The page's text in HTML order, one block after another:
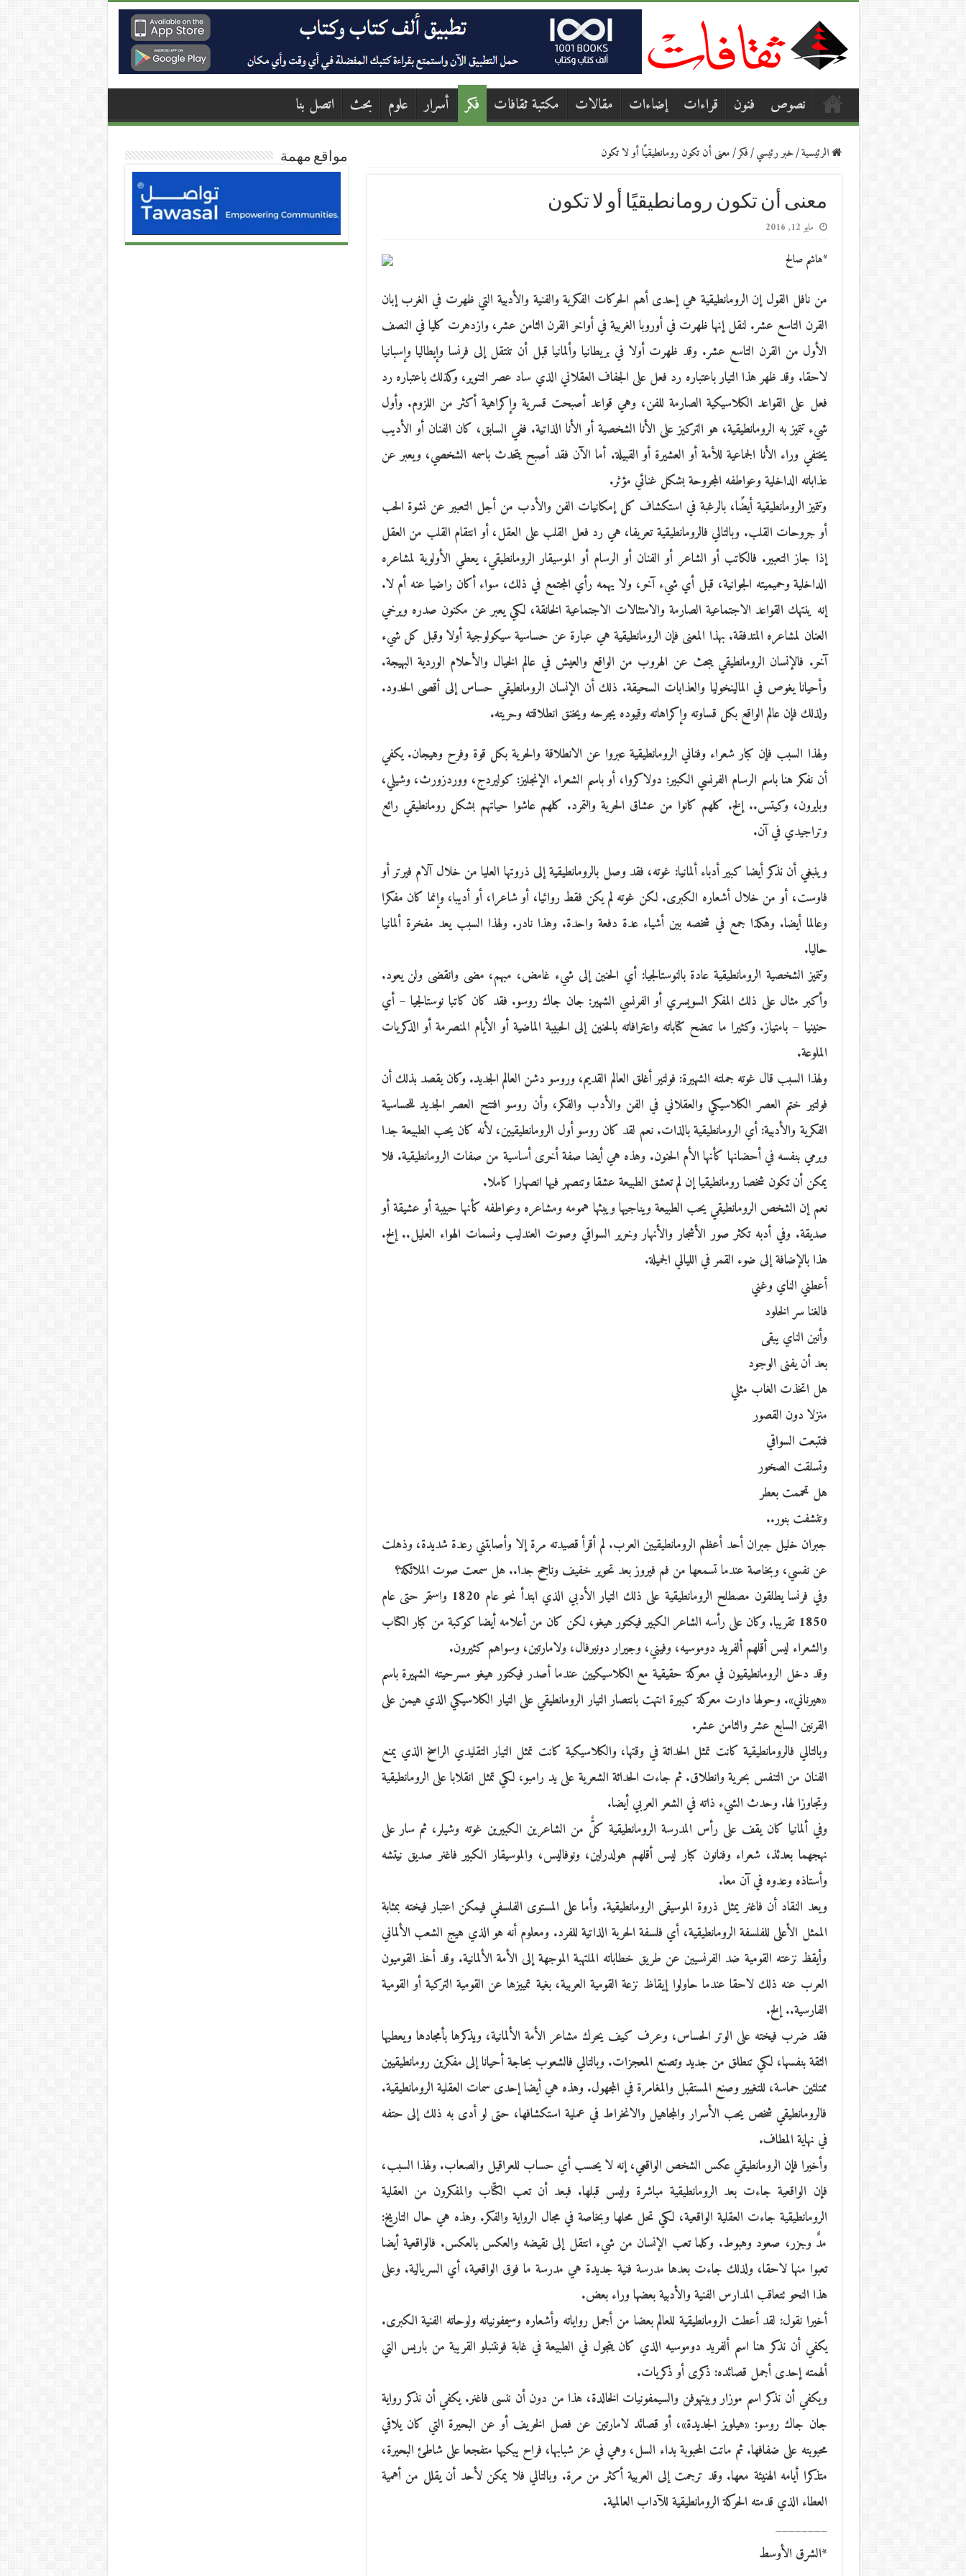
نصوص فنون قراءات إضاءات مقالات مكتبة ثقافات فكر أسرار علوم بحث اتصل بنا
الرئيسية/خبر رئيسي/فكر/معنى أن تكون رومانطيقيًا أو لا تكون
معنى أن تكون رومانطيقيًا أو لا تكون
مايو 12, 2016
*هاشم صالح
من نافل القول إن الرومانطيقية هي إحدى أهم الحركات الفكرية والفنية والأدبية التي ظهرت في الغرب إبان
القرن التاسع عشر. لنقل إنها ظهرت في أوروبا الغربية في أواخر القرن الثامن عشر، وازدهرت كليا في النصف
الأول من القرن التاسع عشر. وقد ظهرت أولا في بريطانيا وألمانيا قبل أن تنتقل إلى فرنسا وإيطاليا وإسبانيا
لاحقا. وقد ظهر هذا التيار باعتباره رد فعل على الجفاف العقلاني الذي ساد عصر التنوير، وكذلك باعتباره رد
فعل على القواعد الكلاسيكية الصارمة للفن، وهي قواعد أصبحت قسرية وإكراهية أكثر من اللزوم. وأول
شيء تتميز به الرومانطيقية، هو التركيز على الأنا الشخصية أو الأنا الذاتية. ففي السابق، كان الفنان أو الأديب
يختفي وراء الأنا الجماعية للأمة أو العشيرة أو القبيلة. أما الآن فقد أصبح يتحدث باسمه الشخصي، ويعبر عن
عذاباته الداخلية وعواطفه المجروحة بشكل غنائي مؤثر.
وتتميز الرومانطيقية أيضًا، بالرغبة في استكشاف كل إمكانيات الفن والأدب من أجل التعبير عن نشوة الحب
أو جروحات القلب. وبالتالي فالرومانطيقية تعريفا، هي رد فعل القلب على العقل، أو انتقام القلب من العقل
إذا جاز التعبير. فالكاتب أو الشاعر أو الفنان أو الرسام أو الموسيقار الرومانطيقي، يعطي الأولوية لمشاعره
الداخلية وحميميته الجوانية، قبل أي شيء آخر، ولا يهمه رأي المجتمع في ذلك، سواء أكان راضيا عنه أم لا.
إنه ينتهك القواعد الاجتماعية الصارمة والامتثالات الاجتماعية الخانقة، لكي يعبر عن مكنون صدره ويرخي
العنان لمشاعره المتدفقة. بهذا المعنى فإن الرومانطيقية هي عبارة عن حساسية سيكولوجية أولا وقبل كل شيء
آخر. فالإنسان الرومانطيقي يبحث عن الهروب من الواقع والعيش في عالم الخيال والأحلام الوردية البهيجة.
وأحيانا يغوص في المالينخوليا والعذابات السحيقة. ذلك أن الإنسان الرومانطيقي حساس إلى أقصى الحدود.
ولذلك فإن عالم الواقع بكل قساوته وإكراهاته وقيوده يجرحه ويخنق انطلاقته وحريته.
ولهذا السبب فإن كبار شعراء وفناني الرومانطيقية عبروا عن الانطلاقة والحرية بكل قوة وفرح وهيجان. يكفي
أن نفكر هنا باسم الرسام الفرنسي الكبير: دولاكروا، أو باسم الشعراء الإنجليز: كوليردج، ووردزورث، وشيلي،
وبايرون، وكيتس.. إلخ. كلهم كانوا من عشاق الحرية والتمرد. كلهم عاشوا حياتهم بشكل رومانطيقي رائع
وتراجيدي في آن.
وينبغي أن نذكر أيضا كبير أدباء ألمانيا: غوته، فقد وصل بالرومانطيقية إلى ذروتها العليا من خلال آلام فيرتر أو
فاوست، أو من خلال أشعاره الكبرى. لكن غوته لم يكن فقط روائيا، أو شاعرا، أو أديبا، وإنما كان مفكرا
وعالما أيضا. وهكذا جمع في شخصه بين أشياء عدة دفعة واحدة. وهذا نادر. ولهذا السبب يعد مفخرة ألمانيا
حاليا.
وتتميز الشخصية الرومانطيقية عادة بالنوستالجيا: أي الحنين إلى شيء غامض، مبهم، مضى وانقضى ولن يعود.
وأكبر مثال على ذلك المفكر السويسري أو الفرنسي الشهير: جان جاك روسو. فقد كان كاتبا نوستالجيا – أي
حنينيا – بامتياز. وكثيرا ما تنضح كتاباته واعترافاته بالحنين إلى الحبيبة الماضية أو الأيام المنصرمة أو الذكريات
الملوعة.
ولهذا السبب قال غوته جملته الشهيرة: فولتير أغلق العالم القديم، وروسو دشن العالم الجديد. وكان يقصد بذلك أن
فولتير ختم العصر الكلاسيكي والعقلاني في الفن والأدب والفكر، وأن روسو افتتح العصر الجديد للحساسية
الفكرية والأدبية: أي الرومانطيقية بالذات. نعم لقد كان روسو أول الرومانطيقيين، لأنه كان يحب الطبيعة جدا
ويرمي بنفسه في أحضانها كأنها الأم الحنون. وهذه هي أيضا صفة أخرى أساسية من صفات الرومانطيقية. فلا
يمكن أن تكون شخصا رومانطيقيا إن لم تعشق الطبيعة عشقا وتنصهر فيها انصهارا كاملا.
نعم إن الشخص الرومانطيقي يحب الطبيعة ويناجيها ويبثها همومه ومشاعره وعواطفه كأنها حبيبة أو عشيقة أو
صديقة. وفي أدبه تكثر صور الأشجار والأنهار وخرير السواقي وصوت العندليب ونسمات الهواء العليل.. إلخ.
هذا بالإضافة إلى ضوء القمر في الليالي الجميلة.
أعطني الناي وغني
فالغنا سر الخلود
وأنين الناي يبقى
بعد أن يفنى الوجود
هل اتخذت الغاب مثلي
منزلا دون القصور
فتتبعت السواقي
وتسلقت الصخور
هل تحممت بعطر
وتنشفت بنور..
جبران خليل جبران أحد أعظم الرومانطيقيين العرب. لم أقرأ قصيدته مرة إلا وأصابتني رعدة شديدة، وذهلت
عن نفسي، وبخاصة عندما تسمعها من فم فيروز بعد تحوير خفيف وناجح جدا.. هل سمعت صوت الملائكة؟
وفي فرنسا يطلقون مصطلح الرومانطيقية على ذلك التيار الأدبي الذي ابتدأ نحو عام 1820 واستمر حتى عام
1850 تقريبا. وكان على رأسه الشاعر الكبير فيكتور هيغو، لكن كان من أعلامه أيضا كوكبة من كبار الكتاب
والشعراء ليس أقلهم ألفريد دوموسيه، وفيني، وجيرار دونيرفال، ولامارتين، وسواهم كثيرون.
وقد دخل الرومانطيقيون في معركة حقيقية مع الكلاسيكيين عندما أصدر فيكتور هيغو مسرحيته الشهيرة باسم
«هيرناني». وحولها دارت معركة كبيرة انتهت بانتصار التيار الرومانطيقي على التيار الكلاسيكي الذي هيمن على
القرنين السابع عشر والثامن عشر.
وبالتالي فالرومانطيقية كانت تمثل الحداثة في وقتها، والكلاسيكية كانت تمثل التيار التقليدي الراسخ الذي يمنع
الفنان من التنفس بحرية وانطلاق. ثم جاءت الحداثة الشعرية على يد رامبو، لكي تمثل انقلابا على الرومانطيقية
وتجاوزا لها. وحدث الشيء ذاته في الشعر العربي أيضا.
وفي ألمانيا كان يقف على رأس المدرسة الرومانطيقية كلٌّ من الشاعرين الكبيرين غوته وشيلر، ثم سار على
نهجهما بعدئذ، شعراء وفنانون كبار ليس أقلهم هولدرلين، ونوفاليس، والموسيقار الكبير فاغنر صديق نيتشه
وأستاذه وعدوه في آن معا.
ويعد النقاد أن فاغنر يمثل ذروة الموسيقى الرومانطيقية. وأما على المستوى الفلسفي فيمكن اعتبار فيخته بمثابة
الممثل الأعلى للفلسفة الرومانطيقية، أي فلسفة الحرية الذاتية للفرد. ومعلوم أنه هو الذي هيج الشعب الألماني
وأيقظ نزعته القومية ضد الفرنسيين عن طريق خطاباته الملتهبة الموجهة إلى الأمة الألمانية. وقد أخذ القوميون
العرب عنه ذلك لاحقا عندما حاولوا إيقاظ نزعة القومية العربية، بغية تمييزها عن القومية التركية أو القومية
الفارسية.. إلخ.
فقد ضرب فيخته على الوتر الحساس، وعرف كيف يحرك مشاعر الأمة الألمانية، ويذكرها بأمجادها ويعطيها
الثقة بنفسها، لكي تنطلق من جديد وتصنع المعجزات. وبالتالي فالشعوب بحاجة أحيانا إلى مفكرين رومانطيقيين
ممتلئين حماسة، للتغيير وصنع المستقبل والمغامرة في المجهول. وهذه هي أيضا إحدى سمات العقلية الرومانطيقية.
فالرومانطيقي شخص يحب الأسرار والمجاهيل والانخراط في عملية استكشافها، حتى لو أدى به ذلك إلى حتفه
في نهاية المطاف.
وأخيرا فإن الرومانطيقي عكس الشخص الواقعي، إنه لا يحسب أي حساب للعراقيل والصعاب. ولهذا السبب،
فإن الواقعية جاءت بعد الرومانطيقية مباشرة وليس قبلها. فبعد أن تعب الكتّاب والمفكرون من العقلية
الرومانطيقية جاءت العقلية الواقعية، لكي تحل محلها وبخاصة في مجال الرواية والفكر. وهذه هي حال التاريخ:
مدٌ وجزر، صعود وهبوط. وكلما تعب الإنسان من شيء انتقل إلى نقيضه والعكس بالعكس. فالواقعية أيضا
تعبوا منها لاحقا، ولذلك جاءت بعدها مدرسة فنية جديدة هي مدرسة ما فوق الواقعية، أي السريالية. وعلى
هذا النحو تتعاقب المدارس الفنية والأدبية بعضها وراء بعض.
أخيرا نقول: لقد أعطت الرومانطيقية للعالم بعضا من أجمل رواياته وأشعاره وسيمفونياته ولوحاته الفنية الكبرى.
يكفي أن نذكر هنا اسم ألفريد دوموسيه الذي كان يتجول في الطبيعة في غابة فونتنبلو القريبة من باريس التي
ألهمته إحدى أجمل قصائده: ذكرى أو ذكريات.
ويكفي أن نذكر اسم موزار وبيتهوفن والسيمفونيات الخالدة، هذا من دون أن ننسى فاغنر. يكفي أن نذكر رواية
جان جاك روسو: «هيلويز الجديدة»، أو قصائد لامارتين عن فصل الخريف أو عن البحيرة التي كان يلاقي
محبوبته على ضفافها. ثم ماتت المحبوبة بداء السل، وهي في عز شبابها، فراح يبكيها متفجعا على شاطئ البحيرة،
متذكرا أيامه الهنيئة معها. وقد ترجمت إلى العربية أكثر من مرة. وبالتالي فلا يمكن لأحد أن يقلل من أهمية
العطاء الذي قدمته الحركة الرومانطيقية للآداب العالمية.
________
*الشرق الأوسط
مواقع مهمة